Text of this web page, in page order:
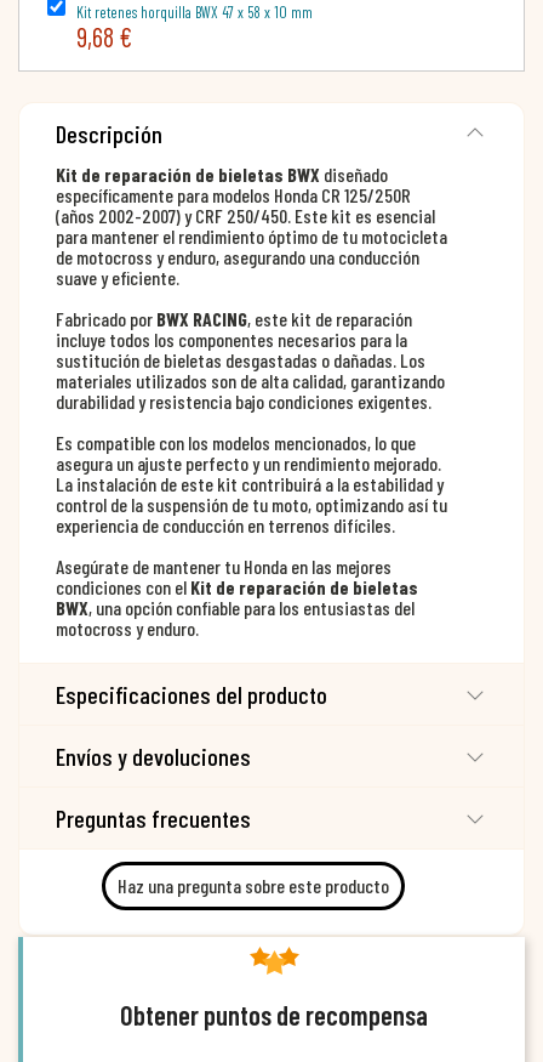
Kit retenes horquilla BWX 47 x 58 x 10 mm
9,68 €
Descripción
Kit de reparación de bieletas BWX diseñado
específicamente para modelos Honda CR 125/250R
(años 2002-2007) y CRF 250/450. Este kit es esencial
para mantener el rendimiento óptimo de tu motocicleta
de motocross y enduro, asegurando una conducción
suave y eficiente.
Fabricado por BWX RACING, este kit de reparación
incluye todos los componentes necesarios para la
sustitución de bieletas desgastadas o dañadas. Los
materiales utilizados son de alta calidad, garantizando
durabilidad y resistencia bajo condiciones exigentes.
Es compatible con los modelos mencionados, lo que
asegura un ajuste perfecto y un rendimiento mejorado.
La instalación de este kit contribuirá a la estabilidad y
control de la suspensión de tu moto, optimizando así tu
experiencia de conducción en terrenos difíciles.
Asegúrate de mantener tu Honda en las mejores
condiciones con el Kit de reparación de bieletas
BWX, una opción confiable para los entusiastas del
motocross y enduro.
Especificaciones del producto
Envíos y devoluciones
Preguntas frecuentes
Haz una pregunta sobre este producto
Obtener puntos de recompensa